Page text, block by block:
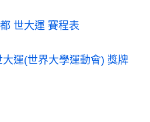
世大運 賽程表
運(世界大學運動會) 獎牌